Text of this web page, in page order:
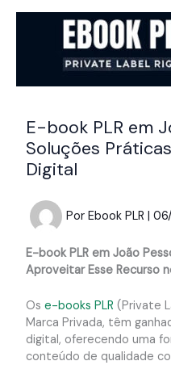
E-book PLR em
Soluções
Digital
Por Ebook PLR |
E-book PLR em João
Aproveitar Esse Recurso
Os e-books PLR (Private
Marca Privada, têm
digital, oferecendo uma
conteúdo de qualidade